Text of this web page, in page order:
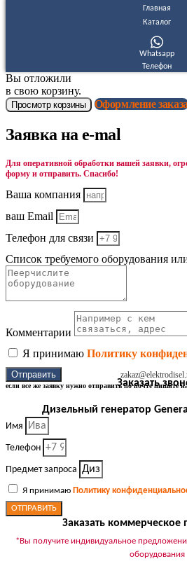
Главная
Каталог
Whatsapp
Телефон
Вы отложили
в свою корзину.
Просмотр корзины Оформление
Заявка на e-mal
Для оперативной обработки вашей заявки,
форму и отправить. Спасибо!
Ваша компания
ваш Email
Телефон для связи
Список требуемого оборудования
Комментарии
Я принимаю Политику
Отправить
если все же заявку нужно отправить по почте пишите
Заказать
Дизельный генератор
Имя
Телефон
Предмет запроса
Я принимаю Политику
ОТПРАВИТЬ
Заказать коммерческое
*Вы получите индивидуальное
оборудования